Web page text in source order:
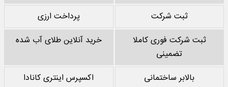
ثبت شرکت
پرداخت ارزی
ثبت شرکت فوری کاملا
تضمینی
خرید آنلاین طلای آب شده
بالابر ساختمانی اکسپرس اینتری کانادا